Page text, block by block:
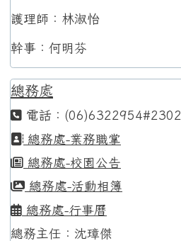
護理師：林淑怡
幹事：何明芬
總務處
電話：(06)6322954#2302
總務處-業務職掌
總務處-校園公告
總務處-活動相簿
總務處-行事曆
總務主任：沈璋傑